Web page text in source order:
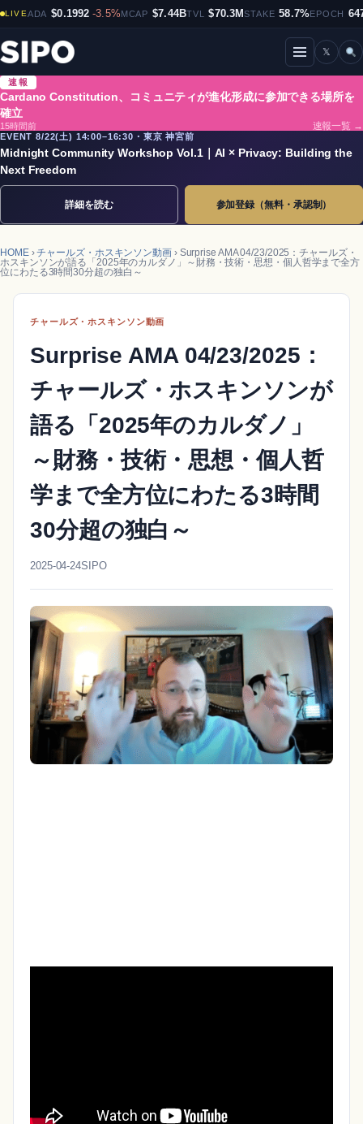
LIVEADA $0.1992 -3.5%MCAP $7.44BTVL $70.3MSTAKE 58.7%EPOCH
メニューを開閉
𝕏
速報
Cardano Constitution、コミュニティが進化形成に参加できる場所を
確立
15時間前
速報一覧 →
EVENT 8/22(土) 14:00–16:30・東京 神宮前
Midnight Community Workshop Vol.1｜AI × Privacy: Building the
Next Freedom
詳細を読む 参加登録（無料・承認制）
HOME›チャールズ・ホスキンソン動画› Surprise AMA 04/23/2025：チャールズ・
ホスキンソンが語る「2025年のカルダノ」～財務・技術・思想・個人哲学まで全方
位にわたる3時間30分超の独白～
チャールズ・ホスキンソン動画
Surprise AMA 04/23/2025：
チャールズ・ホスキンソンが
語る「2025年のカルダノ」
～財務・技術・思想・個人哲
学まで全方位にわたる3時間
30分超の独白～
2025-04-24SIPO